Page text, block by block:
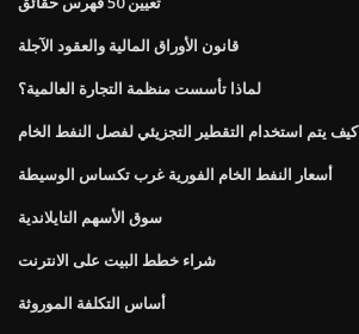
قانون الأوراق المالية والعقود الآجلة
لماذا تأسست منظمة التجارة العالمية؟
كيف يتم استخدام التقطير التجزيئي لفصل النفط الخام
أسعار النفط الخام الفورية غرب تكساس الوسيطة
سوق الأسهم التايلاندية
شراء خطط البيت على الانترنت
أساس التكلفة الموروثة